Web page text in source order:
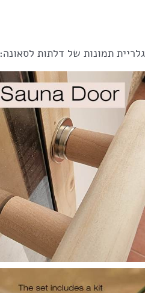
גלריית תמונות של דלתות